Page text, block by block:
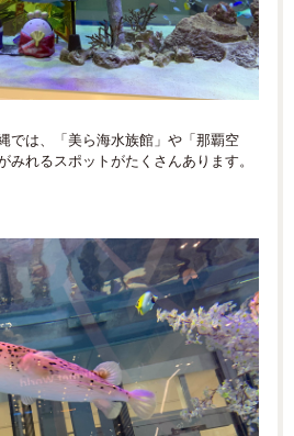
では、「美ら海水族館」や「那覇空
みれるスポットがたくさんあります。